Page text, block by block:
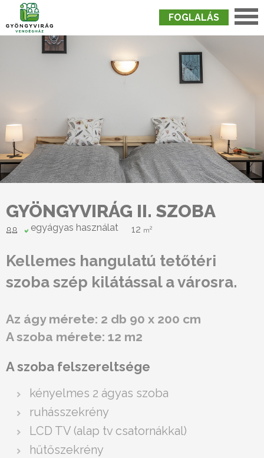
FOGLALÁS
Szobák
GYÖNGYVIRÁG II. SZOBA
egyágyas használat 12 m2
Kellemes hangulatú tetőtéri
szoba szép kilátással a városra.
Az ágy mérete: 2 db 90 x 200 cm
A szoba mérete: 12 m2
A szoba felszereltsége
kényelmes 2 ágyas szoba
ruhásszekrény
LCD TV (alap tv csatornákkal)
hűtőszekrény